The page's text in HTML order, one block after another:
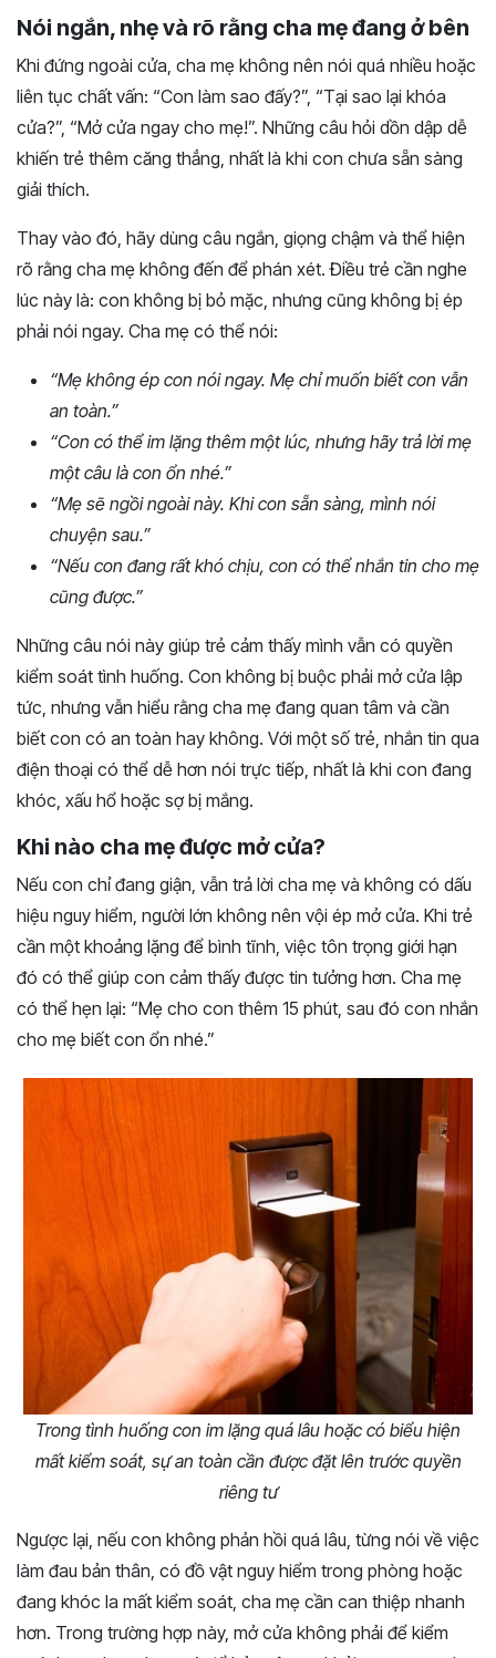
Nói ngắn, nhẹ và rõ rằng cha mẹ đang ở bên
Khi đứng ngoài cửa, cha mẹ không nên nói quá nhiều hoặc
liên tục chất vấn: “Con làm sao đấy?”, “Tại sao lại khóa
cửa?”, “Mở cửa ngay cho mẹ!”. Những câu hỏi dồn dập dễ
khiến trẻ thêm căng thẳng, nhất là khi con chưa sẵn sàng
giải thích.
Thay vào đó, hãy dùng câu ngắn, giọng chậm và thể hiện
rõ rằng cha mẹ không đến để phán xét. Điều trẻ cần nghe
lúc này là: con không bị bỏ mặc, nhưng cũng không bị ép
phải nói ngay. Cha mẹ có thể nói:
“Mẹ không ép con nói ngay. Mẹ chỉ muốn biết con vẫn
an toàn.”
“Con có thể im lặng thêm một lúc, nhưng hãy trả lời mẹ
một câu là con ổn nhé.”
“Mẹ sẽ ngồi ngoài này. Khi con sẵn sàng, mình nói
chuyện sau.”
“Nếu con đang rất khó chịu, con có thể nhắn tin cho mẹ
cũng được.”
Những câu nói này giúp trẻ cảm thấy mình vẫn có quyền
kiểm soát tình huống. Con không bị buộc phải mở cửa lập
tức, nhưng vẫn hiểu rằng cha mẹ đang quan tâm và cần
biết con có an toàn hay không. Với một số trẻ, nhắn tin qua
điện thoại có thể dễ hơn nói trực tiếp, nhất là khi con đang
khóc, xấu hổ hoặc sợ bị mắng.
Khi nào cha mẹ được mở cửa?
Nếu con chỉ đang giận, vẫn trả lời cha mẹ và không có dấu
hiệu nguy hiểm, người lớn không nên vội ép mở cửa. Khi trẻ
cần một khoảng lặng để bình tĩnh, việc tôn trọng giới hạn
đó có thể giúp con cảm thấy được tin tưởng hơn. Cha mẹ
có thể hẹn lại: “Mẹ cho con thêm 15 phút, sau đó con nhắn
cho mẹ biết con ổn nhé.”
Trong tình huống con im lặng quá lâu hoặc có biểu hiện
mất kiểm soát, sự an toàn cần được đặt lên trước quyền
riêng tư
Ngược lại, nếu con không phản hồi quá lâu, từng nói về việc
làm đau bản thân, có đồ vật nguy hiểm trong phòng hoặc
đang khóc la mất kiểm soát, cha mẹ cần can thiệp nhanh
hơn. Trong trường hợp này, mở cửa không phải để kiểm